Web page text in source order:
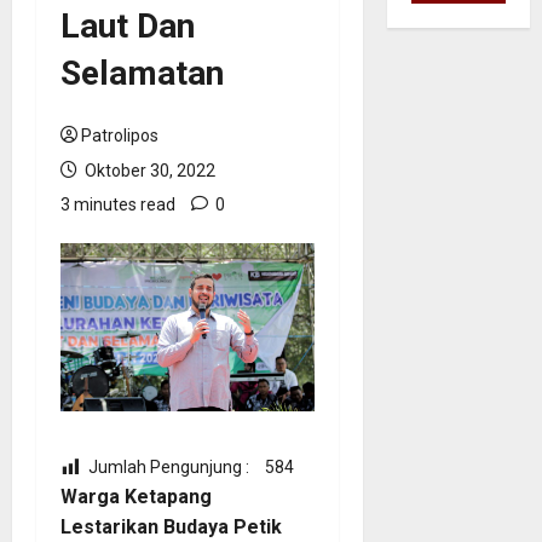
Laut Dan
Selamatan
Patrolipos
Oktober 30, 2022
3 minutes read
0
Jumlah Pengunjung : 584
Warga Ketapang
Lestarikan Budaya Petik